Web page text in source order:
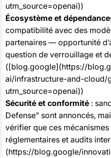
utm_source=openai))
Écosystème et
compatibilité avec des
partenaires — opportunité
question de verrouillage et
([blog.google](https://
ai/infrastructure-and-
utm_source=openai))
Sécurité et conformité:
Defense" sont annoncés,
vérifier que ces
réglementaires et audits
(https://blog.google/